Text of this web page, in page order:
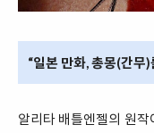
“일본 만화, 총몽(간무
알리타 배틀엔젤의 원작